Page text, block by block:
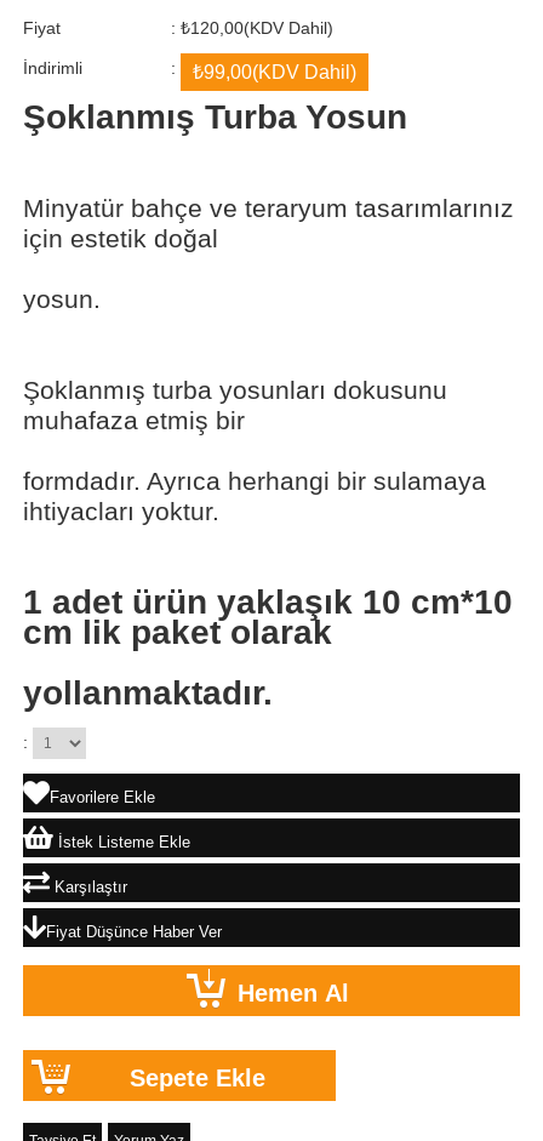
Fiyat : ₺120,00(KDV Dahil)
İndirimli : ₺99,00(KDV Dahil)
Şoklanmış Turba Yosun
Minyatür bahçe ve teraryum tasarımlarınız
için estetik doğal
yosun.
Şoklanmış turba yosunları dokusunu
muhafaza etmiş bir
formdadır. Ayrıca herhangi bir sulamaya
ihtiyacları yoktur.
1 adet ürün yaklaşık 10 cm*10
cm lik paket olarak
yollanmaktadır.
:
Favorilere Ekle
İstek Listeme Ekle
Karşılaştır
Fiyat Düşünce Haber Ver